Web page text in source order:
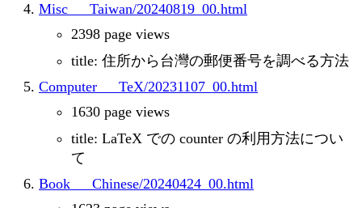
Misc___Taiwan/20240819_00.html
2398 page views
title: 住所から台灣の郵便番号を調べる方法
Computer___TeX/20231107_00.html
1630 page views
title: LaTeX での counter の利用方法につい
て
Book___Chinese/20240424_00.html